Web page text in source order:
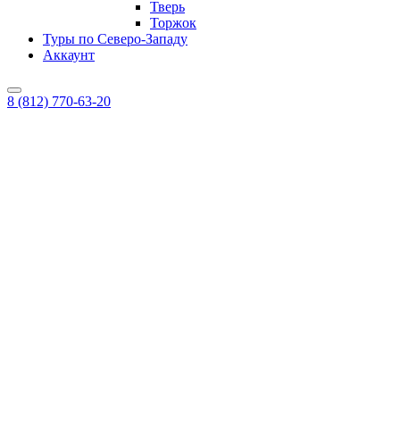
Тверь
Торжок
Туры по Северо-Западу
Аккаунт
8 (812) 770-63-20